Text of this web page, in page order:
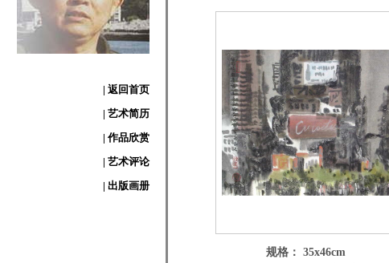
| 返回首页
| 艺术简历
| 作品欣赏
| 艺术评论
| 出版画册
规格： 35x46cm